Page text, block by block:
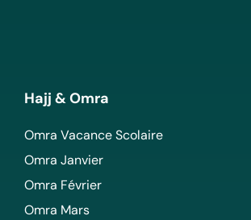
Hajj & Omra
Omra Vacance Scolaire
Omra Janvier
Omra Février
Omra Mars